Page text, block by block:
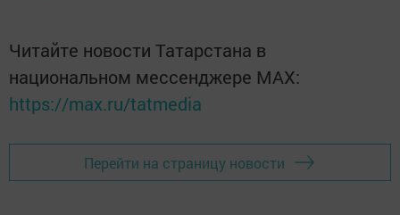
Читайте новости Татарстана в
национальном мессенджере MАХ:
https://max.ru/tatmedia
Перейти на страницу новости